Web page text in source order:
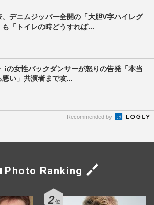
、デニムジッパー全開の「大胆V字ハイレグ
も「トイレの時どうすれば...
の女性バックダンサーが怒りの告発「本当
悪い」共演者まで攻...
Recommended by
Photo Ranking